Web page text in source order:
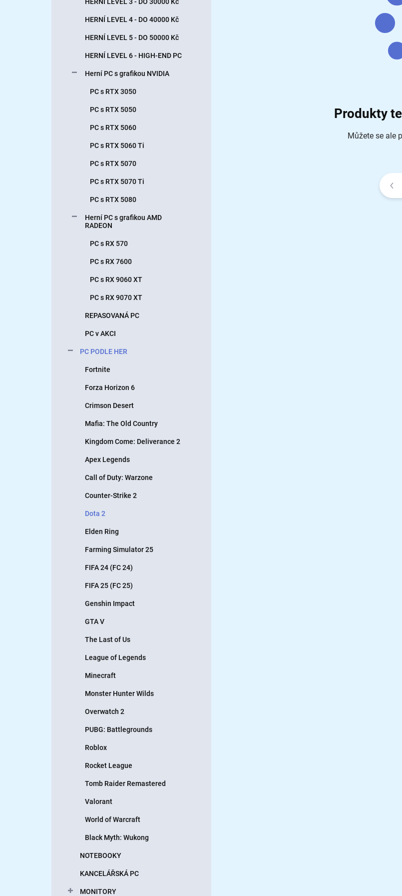
HERNÍ LEVEL 4 - DO 40000 Kč
HERNÍ LEVEL 5 - DO 50000 Kč
HERNÍ LEVEL 6 - HIGH-END PC
Herní PC s grafikou NVIDIA
PC s RTX 3050
PC s RTX 5050
PC s RTX 5060
PC s RTX 5060 Ti
PC s RTX 5070
PC s RTX 5070 Ti
PC s RTX 5080
Herní PC s grafikou AMD
RADEON
PC s RX 570
PC s RX 7600
PC s RX 9060 XT
PC s RX 9070 XT
REPASOVANÁ PC
PC v AKCI
PC PODLE HER
Fortnite
Forza Horizon 6
Crimson Desert
Mafia: The Old Country
Kingdom Come: Deliverance 2
Apex Legends
Call of Duty: Warzone
Counter-Strike 2
Dota 2
Elden Ring
Farming Simulator 25
FIFA 24 (FC 24)
FIFA 25 (FC 25)
Genshin Impact
GTA V
The Last of Us
League of Legends
Minecraft
Monster Hunter Wilds
Overwatch 2
PUBG: Battlegrounds
Roblox
Rocket League
Tomb Raider Remastered
Valorant
World of Warcraft
Black Myth: Wukong
NOTEBOOKY
KANCELÁŘSKÁ PC
MONITORY
Produkty
Můžete se ale